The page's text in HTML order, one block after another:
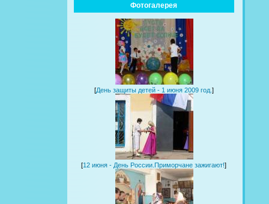
Фотогалерея
[День защиты детей - 1 июня 2009 год. ]
[12 июня - День России.Приморчане зажигают!]